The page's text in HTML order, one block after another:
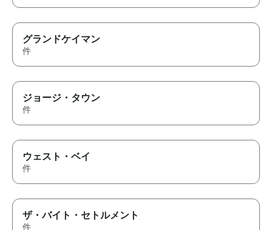
グランドケイマン
件
ジョージ・タウン
件
ウェスト・ベイ
件
ザ・バイト・セトルメント
件